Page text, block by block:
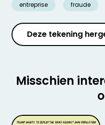
entreprise fraude
Deze tekening
Misschien